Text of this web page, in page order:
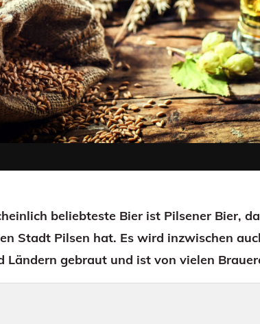
beliebteste Bier ist Pilsener Bier,
Stadt Pilsen hat. Es wird inzwischen
Ländern gebraut und ist von vielen